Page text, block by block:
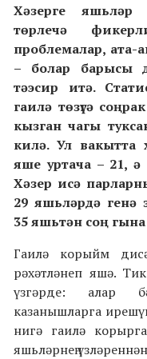
Хәзерге
төрлечә
проблемалар, ата-
– болар барысы
тәэсир итә.
гаилә төзүгә
кызган чагы
килә. Ул вакытта
яше уртача – 21,
Хәзер исә
29 яшьләрдә генә
35 яшьтән соң
Гаилә корыйм
рәхәтләнеп яшә.
үзгәрде: алар
казанышларга
нигә гаилә
яшьләрнең